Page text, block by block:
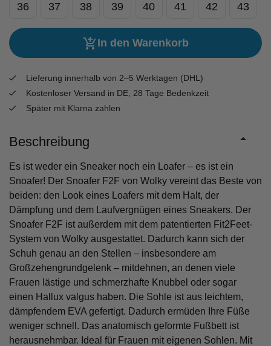
36
37 38 39 40 41 42 43
In den Warenkorb
Lieferung innerhalb von 2–5 Werktagen (DHL)
Kostenloser Versand in DE, 28 Tage Bedenkzeit
Später mit Klarna zahlen
Beschreibung
Es ist weder ein Sneaker noch ein Loafer – es ist ein
Snoafer! Der Snoafer F2F von Wolky vereint das Beste von
beiden: den Look eines Loafers mit dem Halt, der
Dämpfung und dem Laufvergnügen eines Sneakers. Der
Snoafer F2F ist außerdem mit dem patentierten Fit2Feet-
System von Wolky ausgestattet. Dadurch kann sich der
Schuh genau an den Stellen – insbesondere am
Großzehengrundgelenk – mitdehnen, an denen viele
Frauen lästige und schmerzhafte Knubbel oder sogar
einen Hallux valgus haben. Die Sohle ist aus leichtem,
dämpfendem EVA gefertigt. Dadurch ermüden Ihre Füße
weniger schnell. Das anatomisch geformte Fußbett ist
herausnehmbar. Ideal für Frauen mit eigenen Sohlen. Mit